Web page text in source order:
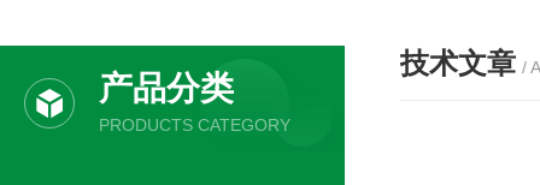
产品分类
PRODUCTS CATEGORY
技术文章 /